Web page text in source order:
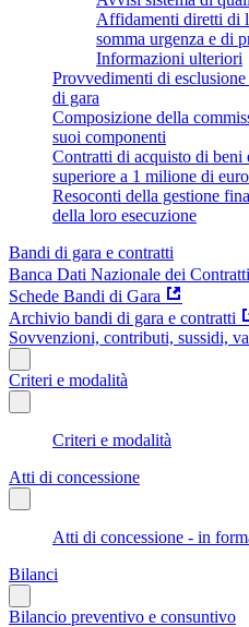
Affidamenti diretti di
somma urgenza e di
Informazioni ulteriori
Provvedimenti di
di gara
Composizione della
suoi componenti
Contratti di acquisto di
superiore a 1 milione di euro
Resoconti della gestione
della loro esecuzione
Bandi di gara e contratti
Banca Dati Nazionale dei
Schede Bandi di Gara
Archivio bandi di gara e contratti
Sovvenzioni, contributi, sussidi,
Criteri e modalità
Criteri e modalità
Atti di concessione
Atti di concessione - in
Bilanci
Bilancio preventivo e consuntivo